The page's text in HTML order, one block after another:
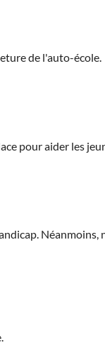
de l'auto-école.
pour aider les